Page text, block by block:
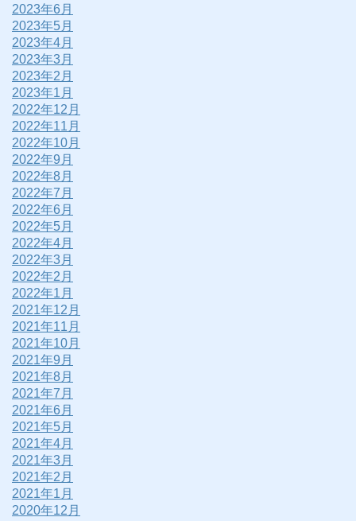
2023年6月
2023年5月
2023年4月
2023年3月
2023年2月
2023年1月
2022年12月
2022年11月
2022年10月
2022年9月
2022年8月
2022年7月
2022年6月
2022年5月
2022年4月
2022年3月
2022年2月
2022年1月
2021年12月
2021年11月
2021年10月
2021年9月
2021年8月
2021年7月
2021年6月
2021年5月
2021年4月
2021年3月
2021年2月
2021年1月
2020年12月